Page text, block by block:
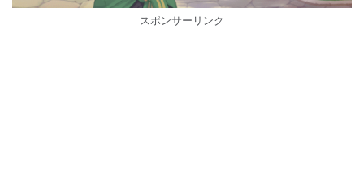
スポンサーリンク